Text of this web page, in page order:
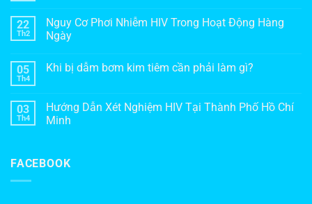
22
Th2
Nguy Cơ Phơi Nhiễm HIV Trong Hoạt Động Hàng
Ngày
05
Th4
Khi bị dẫm bơm kim tiêm cần phải làm gì?
03
Th4
Hướng Dẫn Xét Nghiệm HIV Tại Thành Phố Hồ Chí
Minh
FACEBOOK